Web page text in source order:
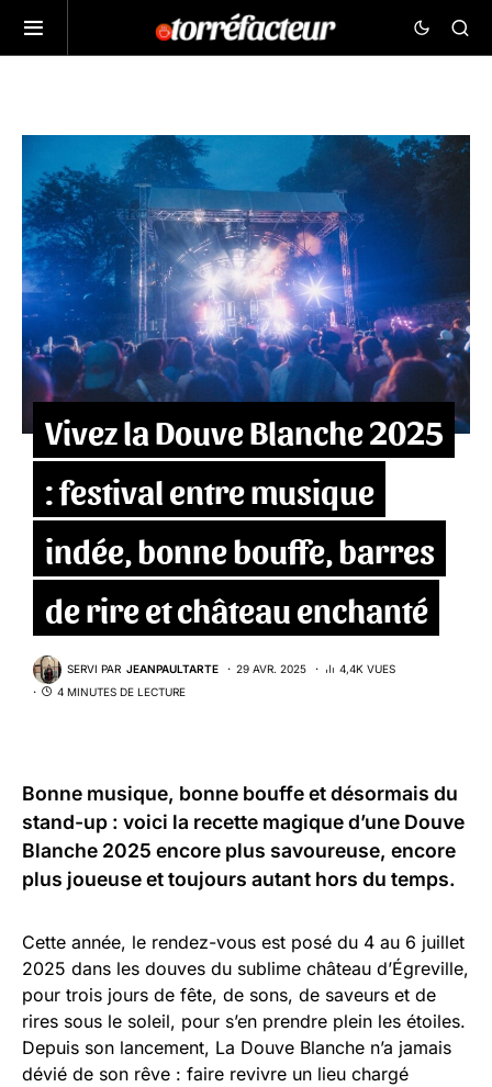
Vivez la Douve Blanche 2025
: festival entre musique
indée, bonne bouffe, barres
de rire et château enchanté
SERVI PAR JEANPAULTARTE 29 AVR. 2025
4,4K VUES
4 MINUTES DE LECTURE
Bonne musique, bonne bouffe et désormais du
stand-up : voici la recette magique d’une Douve
Blanche 2025 encore plus savoureuse, encore
plus joueuse et toujours autant hors du temps.
Cette année, le rendez-vous est posé du 4 au 6 juillet
2025 dans les douves du sublime château d’Égreville,
pour trois jours de fête, de sons, de saveurs et de
rires sous le soleil, pour s’en prendre plein les étoiles.
Depuis son lancement, La Douve Blanche n’a jamais
dévié de son rêve : faire revivre un lieu chargé